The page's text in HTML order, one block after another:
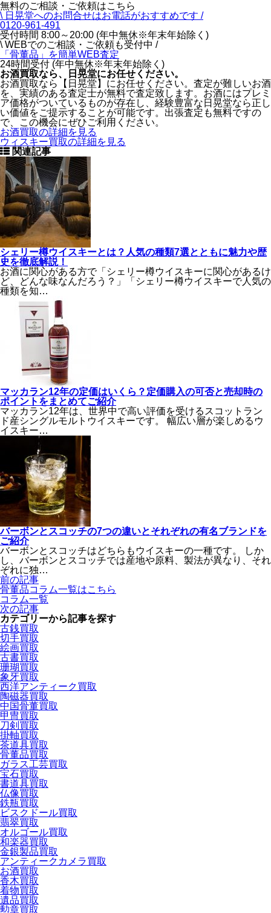
無料のご相談・ご依頼はこちら
\ 日晃堂へのお問合せはお電話がおすすめです /
0120-961-491
受付時間 8:00～20:00 (年中無休※年末年始除く)
\ WEBでのご相談・ご依頼も受付中 /
「骨董品」を簡単WEB査定
24時間受付 (年中無休※年末年始除く)
お酒買取なら、
日晃堂にお任せください。
お酒買取なら【日晃堂】にお任せください。査定が難しいお酒
を、実績のある査定士が無料で査定致します。お酒にはプレミ
ア価格がついているものが存在し、経験豊富な日晃堂なら正し
い価値をご提示することが可能です。出張査定も無料ですの
で、この機会にぜひご利用ください。
お酒買取の詳細を見る
ウィスキー買取の詳細を見る
関連記事
シェリー樽ウイスキーとは？人気の種類7選とともに魅力や歴
史を徹底解説！
お酒に関心がある方で「シェリー樽ウイスキーに関心があるけ
ど、どんな味なんだろう？」「シェリー樽ウイスキーで人気の
種類を知…
マッカラン12年の定価はいくら？定価購入の可否と売却時の
ポイントをまとめてご紹介
マッカラン12年は、世界中で高い評価を受けるスコットラン
ド産シングルモルトウイスキーです。 幅広い層が楽しめるウ
イスキー…
バーボンとスコッチの7つの違いとそれぞれの有名ブランドを
ご紹介
バーボンとスコッチはどちらもウイスキーの一種です。 しか
し、バーボンとスコッチでは産地や原料、製法が異なり、それ
ぞれに独…
前の記事
骨董品コラム一覧はこちら
コラム一覧
次の記事
カテゴリーから記事を探す
古銭買取
切手買取
絵画買取
古書買取
珊瑚買取
象牙買取
西洋アンティーク買取
陶磁器買取
中国骨董買取
甲冑買取
刀剣買取
掛軸買取
茶道具買取
骨董品買取
ガラス工芸買取
宝石買取
書道具買取
仏像買取
鉄瓶買取
ビスクドール買取
翡翠買取
オルゴール買取
和楽器買取
金銀製品買取
アンティークカメラ買取
お酒買取
香木買取
着物買取
遺品買取
勲章買取